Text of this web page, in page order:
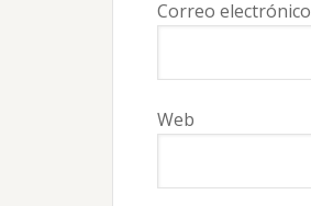
Correo electrónico
Web